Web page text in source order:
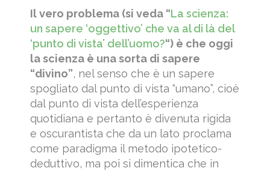
Il vero problema (si veda “La scienza:
un sapere ‘oggettivo’ che va al di là del
‘punto di vista’ dell’uomo?“) è che oggi
la scienza è una sorta di sapere
“divino”, nel senso che è un sapere
spogliato dal punto di vista “umano”, cioè
dal punto di vista dell’esperienza
quotidiana e pertanto è divenuta rigida
e oscurantista che da un lato proclama
come paradigma il metodo ipotetico-
deduttivo, ma poi si dimentica che in